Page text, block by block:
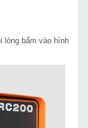
lòng bấm vào hình